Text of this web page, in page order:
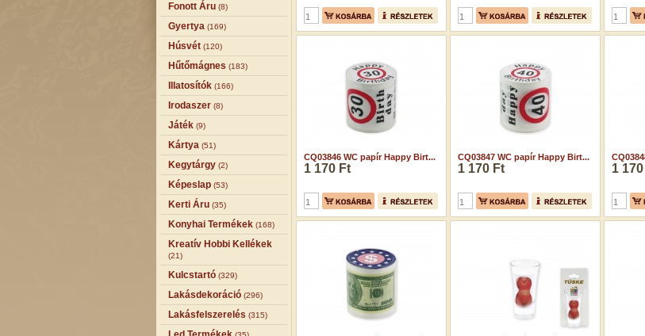
Fonott Áru (8)
Gyertya (169)
Húsvét (120)
Hűtőmágnes (183)
Illatosítók (166)
Irodaszer (8)
Játék (9)
Kártya (51)
Kegytárgy (2)
Képeslap (53)
Kerti Áru (35)
Konyhai Termékek (168)
Kreatív Hobbi Kellékek
(21)
Kulcstartó (329)
Lakásdekoráció (296)
Lakásfelszerelés (315)
CQ03846 WC papír Happy Birt...
1 170 Ft
CQ03847 WC papír Happy Birt...
1 170 Ft 1